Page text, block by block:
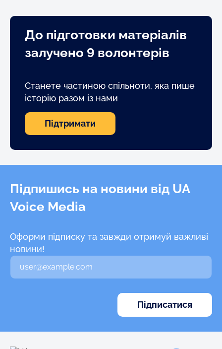
До підготовки матеріалів
залучено 9 волонтерів
Станете частиною спільноти, яка пише
історію разом із нами
Підтримати
Підпишись на новини від UA
Voice Media
Оформи підписку та завжди отримуй важливі
новини!
В
ш